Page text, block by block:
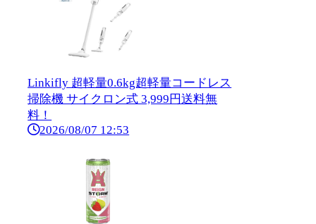
Linkifly 超軽量0.6kg超軽量コードレス
掃除機 サイクロン式 3,999円送料無
料！
2026/08/07 12:53